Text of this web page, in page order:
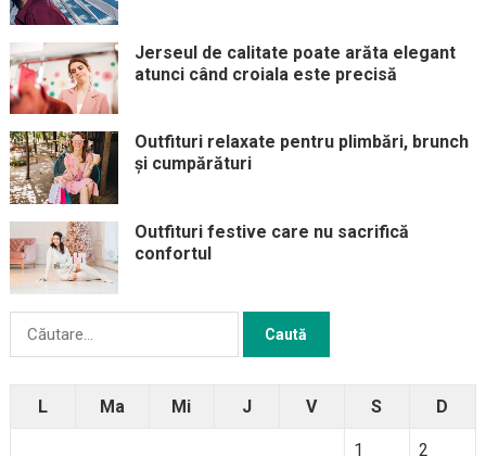
Jerseul de calitate poate arăta elegant
atunci când croiala este precisă
Outfituri relaxate pentru plimbări, brunch
și cumpărături
Outfituri festive care nu sacrifică
confortul
L Ma Mi J V S D
1 2